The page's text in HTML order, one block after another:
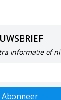
informatie of
Abonneer